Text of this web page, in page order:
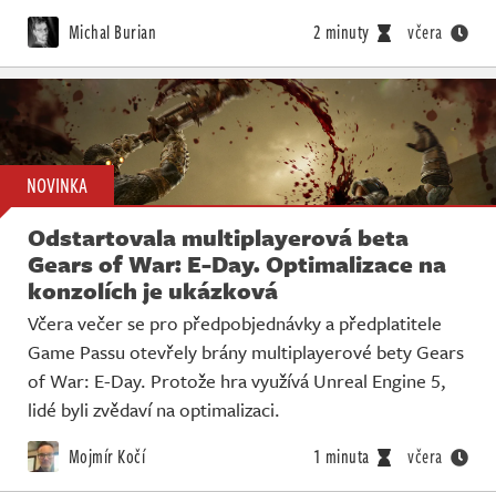
Michal Burian 2 minuty včera
NOVINKA
Odstartovala multiplayerová beta
Gears of War: E-Day. Optimalizace na
konzolích je ukázková
Včera večer se pro předpobjednávky a předplatitele
Game Passu otevřely brány multiplayerové bety Gears
of War: E-Day. Protože hra využívá Unreal Engine 5,
lidé byli zvědaví na optimalizaci.
Mojmír Kočí 1 minuta včera